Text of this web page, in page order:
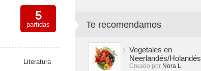
5
partidas
Literatura
Te recomendamos
Vegetales en
Neerlandés/Holandés
Creado por Nora L